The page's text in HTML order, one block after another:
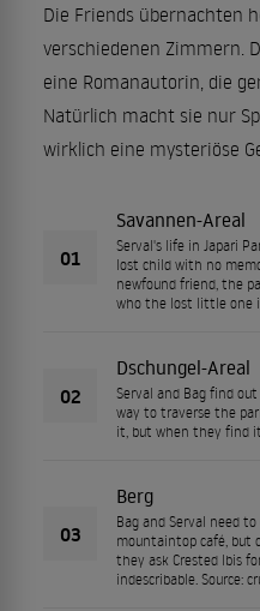
Die Friends übernachten
verschiedenen Zimmern.
eine Romanautorin, die
Natürlich macht sie nur
wirklich eine mysteriöse
01
Savannen-Areal
Serval's life in Japari
lost child with no
newfound friend, the
who the lost little one
02
Dschungel-Areal
Serval and Bag find
way to traverse the
it, but when they find
03
Berg
Bag and Serval need
mountaintop café, but
they ask Crested Ibis
indescribable. Source: